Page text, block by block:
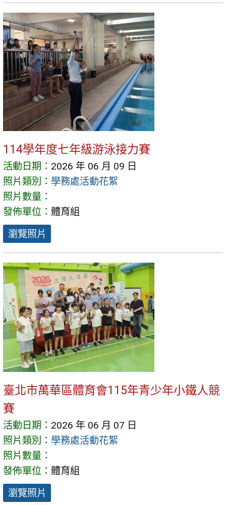
114學年度七年級游泳接力賽
活動日期： 2026 年 06 月 09 日
照片類別： 學務處活動花絮
照片數量：
發佈單位： 體育組
瀏覽照片
臺北市萬華區體育會115年青少年小鐵人競
賽
活動日期： 2026 年 06 月 07 日
照片類別： 學務處活動花絮
照片數量：
發佈單位： 體育組
瀏覽照片